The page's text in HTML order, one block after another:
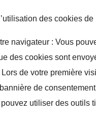
des cookies
navigateur : Vous
des cookies sont
de votre première
de
utiliser des outils